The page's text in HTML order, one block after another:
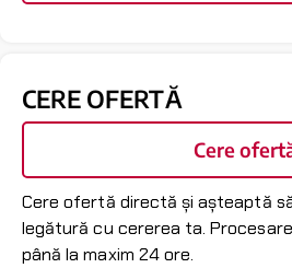
CERE OFERTĂ
Cere
Cere ofertă directă și așteaptă
legătură cu cererea ta.
până la maxim 24 ore.